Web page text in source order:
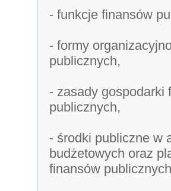
- funkcje finansów
- formy
publicznych,
- zasady gospodarki
publicznych,
- środki publiczne w
budżetowych oraz
finansów